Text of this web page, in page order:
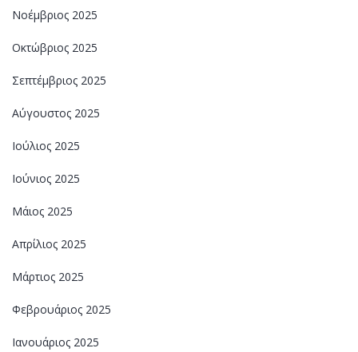
Νοέμβριος 2025
Οκτώβριος 2025
Σεπτέμβριος 2025
Αύγουστος 2025
Ιούλιος 2025
Ιούνιος 2025
Μάιος 2025
Απρίλιος 2025
Μάρτιος 2025
Φεβρουάριος 2025
Ιανουάριος 2025